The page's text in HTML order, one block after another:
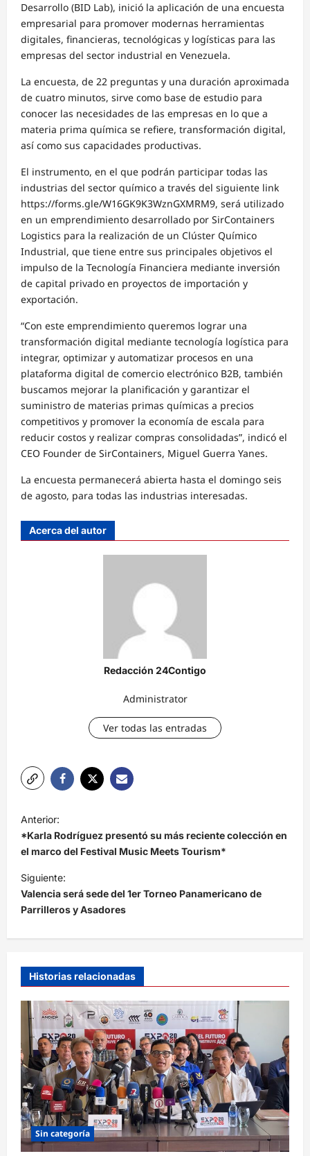
Desarrollo (BID Lab), inició la aplicación de una encuesta
empresarial para promover modernas herramientas
digitales, financieras, tecnológicas y logísticas para las
empresas del sector industrial en Venezuela.
La encuesta, de 22 preguntas y una duración aproximada
de cuatro minutos, sirve como base de estudio para
conocer las necesidades de las empresas en lo que a
materia prima química se refiere, transformación digital,
así como sus capacidades productivas.
El instrumento, en el que podrán participar todas las
industrias del sector químico a través del siguiente link
https://forms.gle/W16GK9K3WznGXMRM9, será utilizado
en un emprendimiento desarrollado por SirContainers
Logistics para la realización de un Clúster Químico
Industrial, que tiene entre sus principales objetivos el
impulso de la Tecnología Financiera mediante inversión
de capital privado en proyectos de importación y
exportación.
“Con este emprendimiento queremos lograr una
transformación digital mediante tecnología logística para
integrar, optimizar y automatizar procesos en una
plataforma digital de comercio electrónico B2B, también
buscamos mejorar la planificación y garantizar el
suministro de materias primas químicas a precios
competitivos y promover la economía de escala para
reducir costos y realizar compras consolidadas”, indicó el
CEO Founder de SirContainers, Miguel Guerra Yanes.
La encuesta permanecerá abierta hasta el domingo seis
de agosto, para todas las industrias interesadas.
Acerca del autor
Redacción 24Contigo
Administrator
Ver todas las entradas
a
v
e
g
a
c
ó
n
d
e
e
n
t
r
Anterior:
*Karla Rodríguez presentó su más reciente colección en
el marco del Festival Music Meets Tourism*
Siguiente:
Valencia será sede del 1er Torneo Panamericano de
Parrilleros y Asadores
Historias relacionadas
Sin categoría